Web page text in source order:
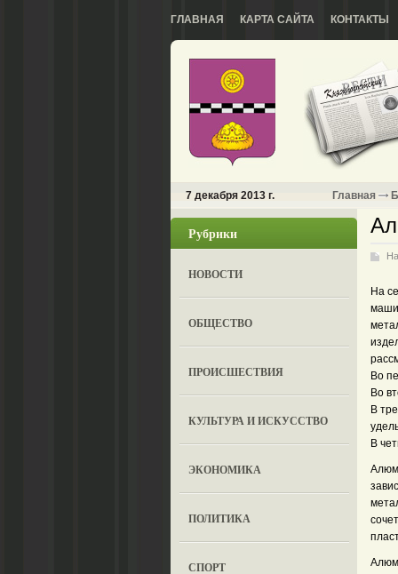
ГЛАВНАЯ КАРТА САЙТА КОНТАКТЫ
7 декабря 2013 г. Главная
Рубрики
НОВОСТИ
ОБЩЕСТВО
ПРОИСШЕСТВИЯ
КУЛЬТУРА И ИСКУССТВО
ЭКОНОМИКА
ПОЛИТИКА
СПОРТ
На
Во
Во
В
В